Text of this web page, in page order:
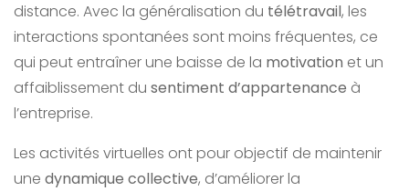
distance. Avec la généralisation du télétravail, les
interactions spontanées sont moins fréquentes, ce
qui peut entraîner une baisse de la motivation et un
affaiblissement du sentiment d’appartenance à
l’entreprise.
Les activités virtuelles ont pour objectif de maintenir
une dynamique collective, d’améliorer la